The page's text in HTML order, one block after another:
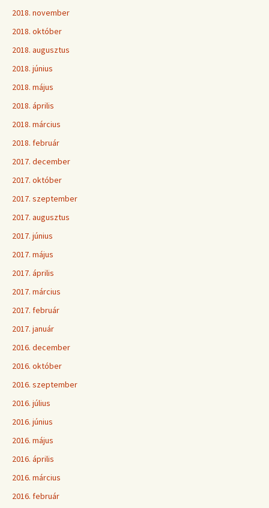
2018. november
2018. október
2018. augusztus
2018. június
2018. május
2018. április
2018. március
2018. február
2017. december
2017. október
2017. szeptember
2017. augusztus
2017. június
2017. május
2017. április
2017. március
2017. február
2017. január
2016. december
2016. október
2016. szeptember
2016. július
2016. június
2016. május
2016. április
2016. március
2016. február